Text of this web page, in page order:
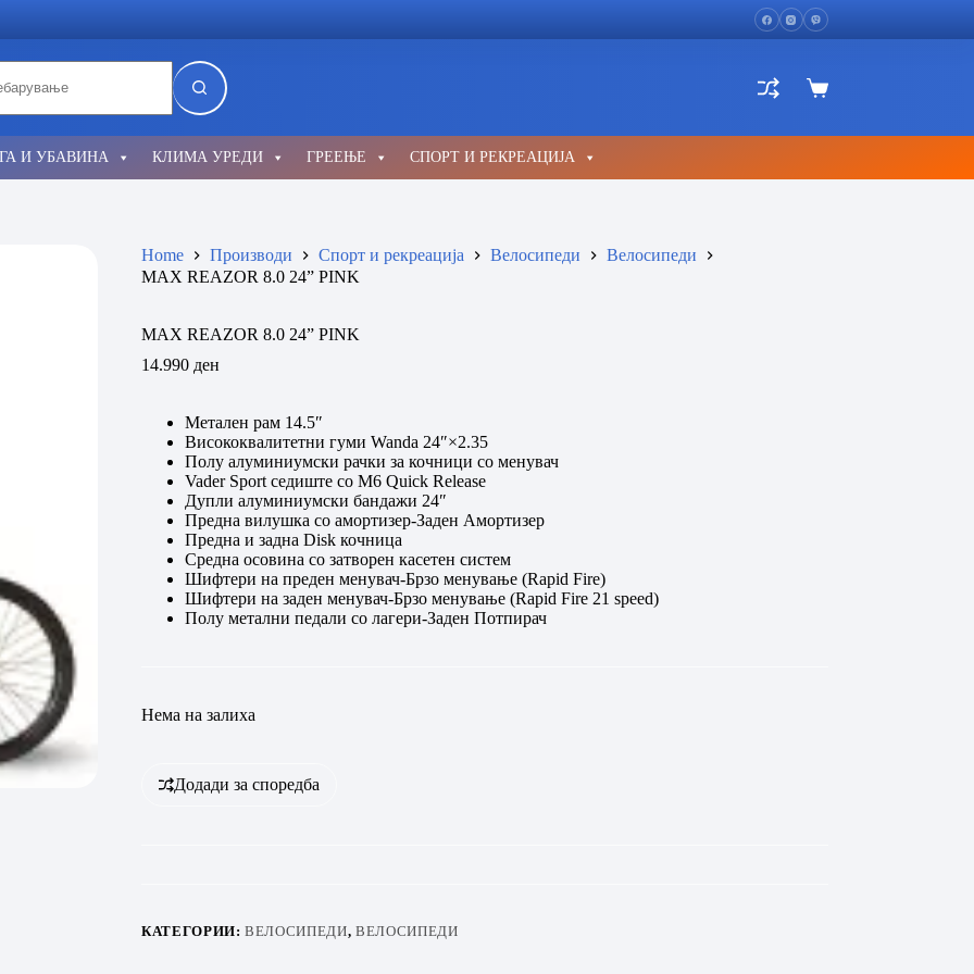
Shopping
И УБАВИНА КЛИМА УРЕДИ ГРЕЕЊЕ СПОРТ И РЕКРЕАЦИЈА
Home Производи Спорт и рекреација Велосипеди
Велосипеди
MAX REAZOR 8.0 24” PINK
MAX REAZOR 8.0 24” PINK
14.990 ден
Метален рам 14.5″
Висококвалитетни гуми Wanda 24″×2.35
Полу алуминиумски рачки за кочници со менувач
Vader Sport седиште со М6 Quick Release
Дупли алуминиумски бандажи 24″
Предна вилушка со амортизер-Заден Амортизер
Предна и задна Disk кочница
Средна осовина со затворен касетен систем
Шифтери на преден менувач-Брзо менување (Rapid Fire)
Шифтери на заден менувач-Брзо менување (Rapid Fire 21 speed)
Полу метални педали со лагери-Заден Потпирач
Нема на залиха
Додади за споредба
КАТЕГОРИИ:ВЕЛОСИПЕДИ, ВЕЛОСИПЕДИ